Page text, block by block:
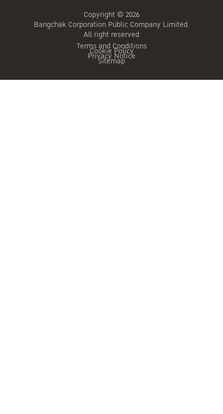
Copyright © 2026
Bangchak Corporation Public Company Limited.
All right reserved
Terms and Conditions
Cookie Policy
Privacy Notice
Sitemap